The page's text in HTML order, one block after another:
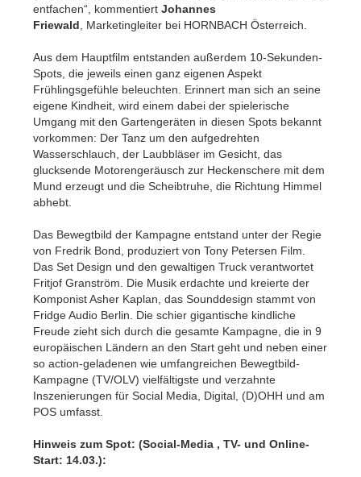
entfachen“, kommentiert Johannes
Friewald , Marketingleiter bei HORNBACH Österreich.
Aus dem Hauptfilm entstanden außerdem 10-Sekunden-
Spots, die jeweils einen ganz eigenen Aspekt
Frühlingsgefühle beleuchten. Erinnert man sich an seine
eigene Kindheit, wird einem dabei der spielerische
Umgang mit den Gartengeräten in diesen Spots bekannt
vorkommen: Der Tanz um den aufgedrehten
Wasserschlauch, der Laubbläser im Gesicht, das
glucksende Motorengeräusch zur Heckenschere mit dem
Mund erzeugt und die Scheibtruhe, die Richtung Himmel
abhebt.
Das Bewegtbild der Kampagne entstand unter der Regie
von Fredrik Bond, produziert von Tony Petersen Film.
Das Set Design und den gewaltigen Truck verantwortet
Fritjof Granström. Die Musik erdachte und kreierte der
Komponist Asher Kaplan, das Sounddesign stammt von
Fridge Audio Berlin. Die schier gigantische kindliche
Freude zieht sich durch die gesamte Kampagne, die in 9
europäischen Ländern an den Start geht und neben einer
so action-geladenen wie umfangreichen Bewegtbild-
Kampagne (TV/OLV) vielfältigste und verzahnte
Inszenierungen für Social Media, Digital, (D)OHH und am
POS umfasst.
Hinweis zum Spot: (Social-Media , TV- und Online-
Start: 14.03.):